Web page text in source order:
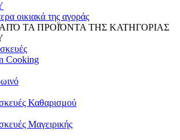
οικιακά της αγοράς
ΤΑ ΠΡΟΪΌΝΤΑ ΤΗΣ ΚΑΤΗΓΟΡΙΑΣ
Cooking
Καθαρισμού
Μαγειρικής